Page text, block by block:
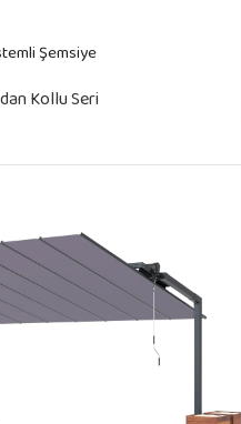
Şemsiye
Kollu Seri